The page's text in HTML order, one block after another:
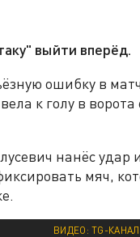
выйти вперёд.
ошибку в
к голу в
нанёс удар
мяч,
ВИДЕО: TG-